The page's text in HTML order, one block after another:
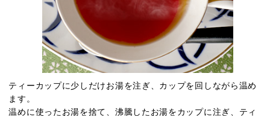
ティーカップに少しだけお湯を注ぎ、カップを回しながら温め
ます。
温めに使ったお湯を捨て、沸騰したお湯をカップに注ぎ、ティ